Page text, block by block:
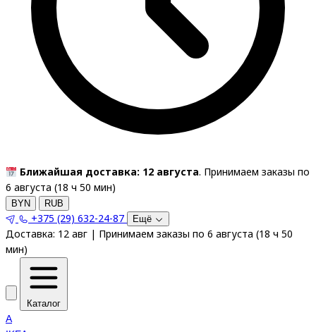
Ближайшая доставка: 12 августа. Принимаем заказы по
6 августа (18 ч 50 мин)
BYN RUB
+375 (29) 632-24-87 Ещё
Доставка: 12 авг | Принимаем заказы по 6 августа (18 ч 50
мин)
Каталог
A